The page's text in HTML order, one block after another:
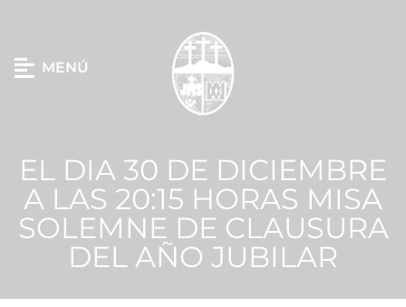
MENÚ
EL DIA 30 DE DICIEMBRE
A LAS 20:15 HORAS MISA
SOLEMNE DE CLAUSURA
DEL AÑO JUBILAR